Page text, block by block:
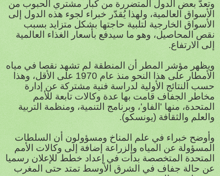
وتعدّ بعض الدول المتضررة من كبار مشتري الحبوب من
الأسواق العالمية، ولهذا يُقدّر خبراء لجوء هذه الدول إلى
الأسواق الخارجية لتلبية حاجتها بشكل متزايد بسبب
نقص المحاصيل، وهو ما سيدفع بأسعار الغذاء العالمية
إلى الارتفاع.
ويظهر مؤشر المطر أن المنطقة لم تشهد نقصا في مياه
الأمطار على هذا النحو منذ عام 1970 على الأقل، وهذا
حسب النتائج الأولية لدراسة فنية مشتركة عن إدارة
مخاطر الجفاف قامت بها عدة وكالات تابعة للأمم
المتحدة، منها 'الفاو'، وبرنامج التنمية، ومنظمة التربية
والعلم والثقافة (يونسكو).
وأوضح خبراء في علم المناخ ومسؤولون أن السلطات
المسؤولة عن المياه والزراعة إضافة إلى وكالات الأمم
المتحدة المتخصصة بدأت في إعداد خطط للإعلان رسميا
عن حالة جفاف في الشرق الأوسط تمتد حتى المغرب